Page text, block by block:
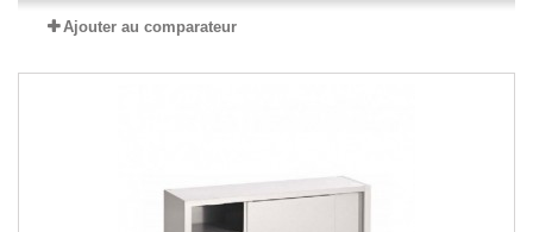
Ajouter au comparateur